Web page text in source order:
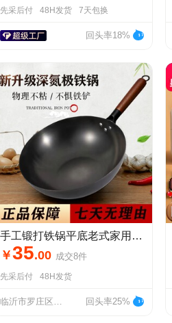
先采后付 48H发货 7天包换
回头率18%
手工锻打铁锅平底老式家用炒锅电磁炉燃气适用不粘锅无涂层炒菜锅
￥35.00 成交8件
先采后付 48H发货
临沂市罗庄区佳佑厨具销售部 回头率25%